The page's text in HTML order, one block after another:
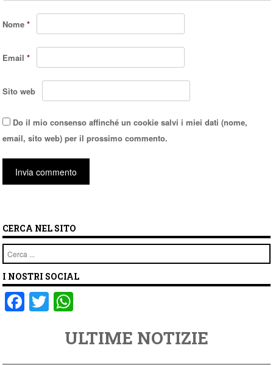
Nome*
Email*
Sito web
Do il mio consenso affinché un cookie salvi i miei dati (nome,
email, sito web) per il prossimo commento.
CERCA NEL SITO
Cerca
I NOSTRI SOCIAL
F T
at
ULTIME NOTIZIE